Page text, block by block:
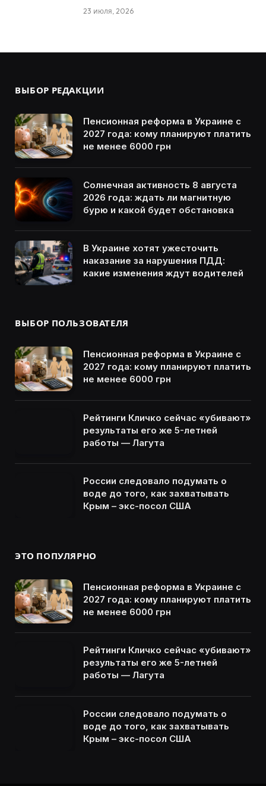
23 июля, 2026
ВЫБОР РЕДАКЦИИ
Пенсионная реформа в Украине с
2027 года: кому планируют платить
не менее 6000 грн
Солнечная активность 8 августа
2026 года: ждать ли магнитную
бурю и какой будет обстановка
В Украине хотят ужесточить
наказание за нарушения ПДД:
какие изменения ждут водителей
ВЫБОР ПОЛЬЗОВАТЕЛЯ
Пенсионная реформа в Украине с
2027 года: кому планируют платить
не менее 6000 грн
Рейтинги Кличко сейчас «убивают»
результаты его же 5-летней
работы — Лагута
России следовало подумать о
воде до того, как захватывать
Крым – экс-посол США
ЭТО ПОПУЛЯРНО
Пенсионная реформа в Украине с
2027 года: кому планируют платить
не менее 6000 грн
Рейтинги Кличко сейчас «убивают»
результаты его же 5-летней
работы — Лагута
России следовало подумать о
воде до того, как захватывать
Крым – экс-посол США